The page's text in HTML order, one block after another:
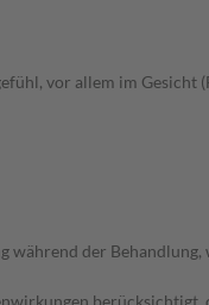
vor allem im Gesicht
der